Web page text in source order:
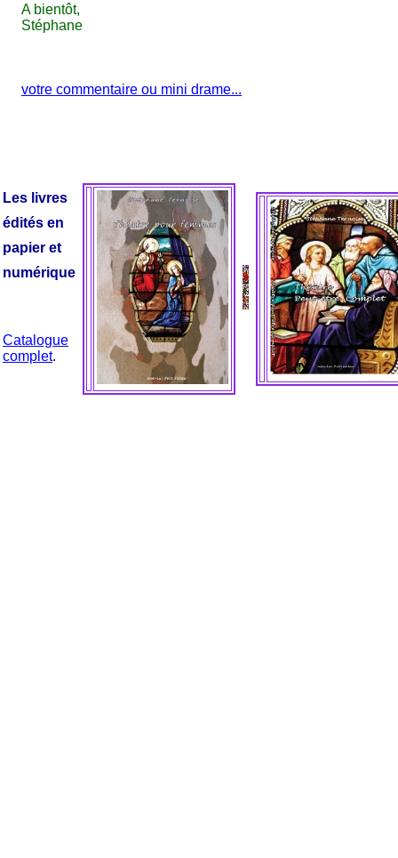
A bientôt,
Stéphane
votre commentaire ou mini drame...
Les livres
édités en
papier et
numérique
Catalogue
complet.